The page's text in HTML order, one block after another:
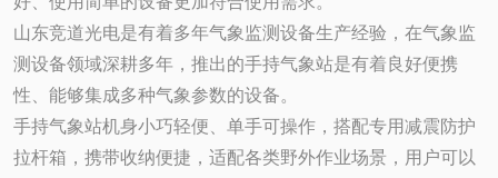
山东竞道光电是有着多年气象监测设备生产经验，在气象监
测设备领域深耕多年，推出的手持气象站是有着良好便携
性、能够集成多种气象参数的设备。
手持气象站机身小巧轻便、单手可操作，搭配专用减震防护
拉杆箱，携带收纳便捷，适配各类野外作业场景，用户可以